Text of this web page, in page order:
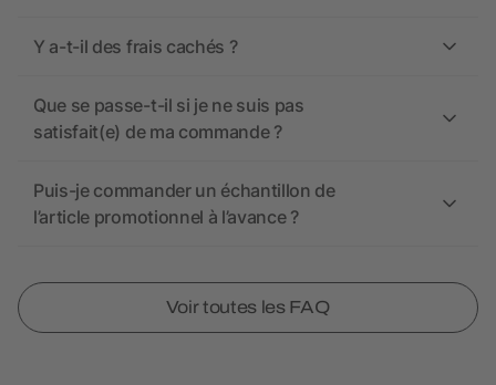
Y a-t-il des frais cachés ?
Que se passe-t-il si je ne suis pas
satisfait(e) de ma commande ?
Puis-je commander un échantillon de
l’article promotionnel à l’avance ?
Voir toutes les FAQ